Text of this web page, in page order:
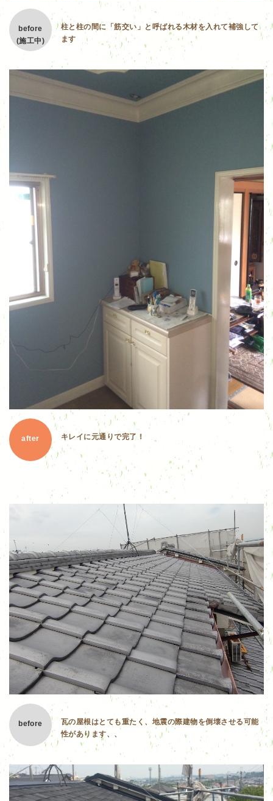
before
(施工中)
柱と柱の間に「筋交い」と呼ばれる木材を入れて補強して
ます
after キレイに元通りで完了！
before
瓦の屋根はとても重たく、地震の際建物を倒壊させる可能
性があります、、